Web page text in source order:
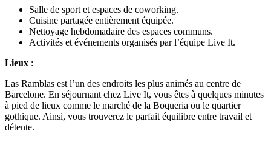
Salle de sport et espaces de coworking.
Cuisine partagée entièrement équipée.
Nettoyage hebdomadaire des espaces communs.
Activités et événements organisés par l’équipe Live It.
Lieux :
Las Ramblas est l’un des endroits les plus animés au centre de
Barcelone. En séjournant chez Live It, vous êtes à quelques minutes
à pied de lieux comme le marché de la Boqueria ou le quartier
gothique. Ainsi, vous trouverez le parfait équilibre entre travail et
détente.